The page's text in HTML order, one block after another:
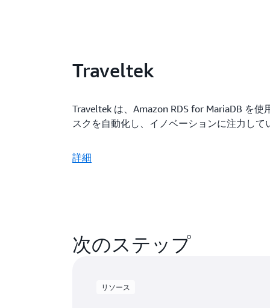
Traveltek
Traveltek は、Amazon RDS for MariaDB を
スクを自動化し、イノベーションに注力して
詳細
次のステップ
リソース